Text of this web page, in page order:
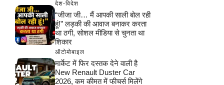
देश-विदेश
“जीजा जी… मैं आपकी साली बोल रही
हूं!” लड़की की आवाज बनाकर करता
था ठगी, सोशल मीडिया से चुनता था
शिकार
ऑटोमोबाइल
मार्केट में फिर दस्तक देने वाली है
New Renault Duster Car
2026, कम कीमत में फीचर्स मिलेंगे